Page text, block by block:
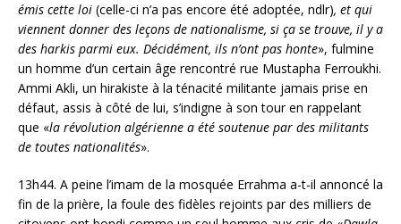
émis cette loi (celle-ci n’a pas encore été adoptée, ndlr), et qui
viennent donner des leçons de nationalisme, si ça se trouve, il y a
des harkis parmi eux. Décidément, ils n’ont pas honte», fulmine
un homme d’un certain âge rencontré rue Mustapha Ferroukhi.
Ammi Akli, un hirakiste à la ténacité militante jamais prise en
défaut, assis à côté de lui, s’indigne à son tour en rappelant
que «la révolution algérienne a été soutenue par des militants
de toutes nationalités».
13h44. A peine l’imam de la mosquée Errahma a-t-il annoncé la
fin de la prière, la foule des fidèles rejoints par des milliers de